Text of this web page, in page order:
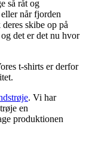
så råt og
når fjorden
skibe op på
det er det nu hvor
t-shirts er derfor
. Vi har
en
produktionen